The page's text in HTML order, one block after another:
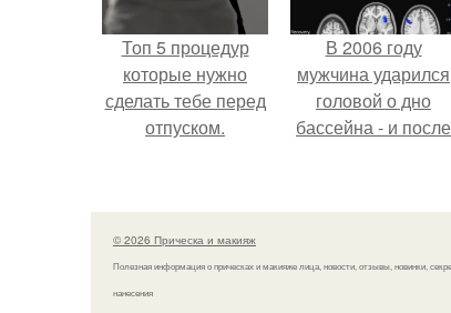
Топ 5 процедур
которые нужно
сделать тебе перед
отпуском.
В 2006 году
мужчина ударился
головой о дно
бассейна - и после
странным
© 2026 Прическа и макияж
Полезная информация о прическах и макияже лица, новости, отзывы, новинки,
нанесения